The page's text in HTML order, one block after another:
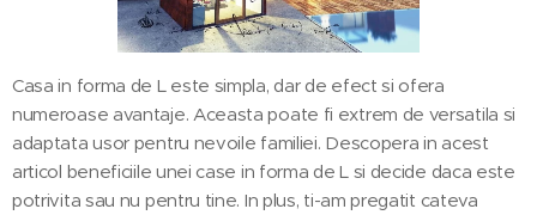
Casa in forma de L este simpla, dar de efect si ofera
numeroase avantaje. Aceasta poate fi extrem de versatila si
adaptata usor pentru nevoile familiei. Descopera in acest
articol beneficiile unei case in forma de L si decide daca este
potrivita sau nu pentru tine. In plus, ti-am pregatit cateva